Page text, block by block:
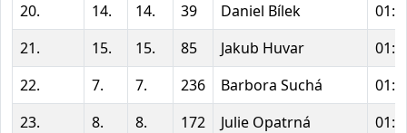
20.
14. 14. 39 Daniel Bílek
21.
15. 15. 85 Jakub Huvar
22.
7. 7. 236 Barbora Suchá
23.
8. 8. 172 Julie Opatrná